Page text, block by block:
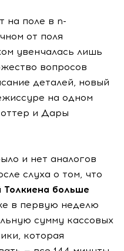
на поле в n-
от поля
увенчалась лишь
вопросов
деталей, новый
на одном
и Дары
и нет аналогов
слуха о том, что
Толкиена больше
в первую неделю
сумму кассовых
которая